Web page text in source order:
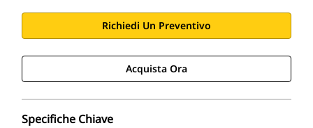
Richiedi Un Preventivo
Acquista Ora
Specifiche Chiave